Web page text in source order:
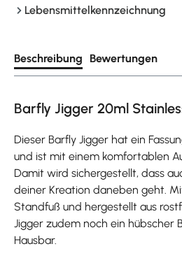
Lebensmittelkennzeichnung
Beschreibung Bewertungen
Barfly Jigger 20ml
Dieser Barfly Jigger hat ein
und ist mit einem komfortablen
Damit wird sichergestellt, dass
deiner Kreation daneben geht.
Standfuß und hergestellt aus
Jigger zudem noch ein hübscher
Hausbar.